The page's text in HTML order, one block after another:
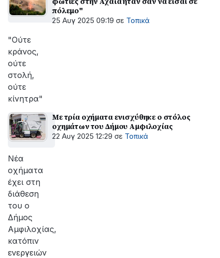
πόλεμο"
25 Αυγ 2025 09:19 σε Τοπικά
"Ούτε
κράνος,
ούτε
στολή,
ούτε
κίνητρα"
Με τρία οχήματα ενισχύθηκε ο στόλος
οχημάτων του Δήμου Αμφιλοχίας
22 Αυγ 2025 12:29 σε Τοπικά
Νέα
οχήματα
έχει στη
διάθεση
του ο
Δήμος
Αμφιλοχίας,
κατόπιν
ενεργειών